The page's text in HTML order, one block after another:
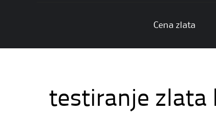
content
Cena zlata
testiranje zlata